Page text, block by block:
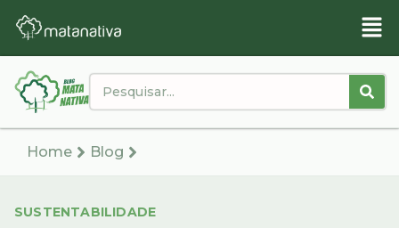
Home Blog
SUSTENTABILIDADE